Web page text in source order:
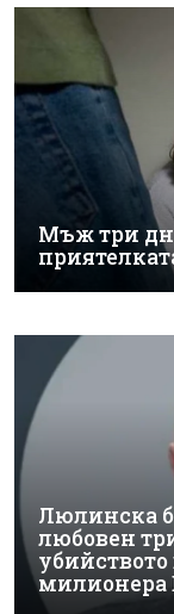
Мъж три
Люлинска
любовен
убийството
милионера